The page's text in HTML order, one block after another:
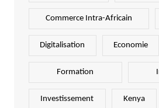
Commerce Intra-Africain
Digitalisation Economie
Formation
Investissement Kenya